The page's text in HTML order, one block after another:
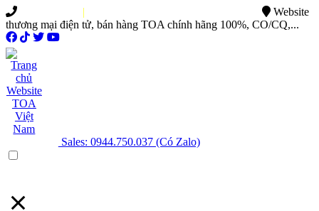
|
Website
thương mại điện tử, bán hàng TOA chính hãng 100%, CO/CQ,...
Sales: 0944.750.037 (Có Zalo)